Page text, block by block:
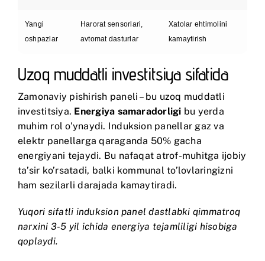
Yangi
oshpazlar
Harorat sensorlari,
avtomat dasturlar
Xatolar ehtimolini
kamaytirish
Uzoq muddatli investitsiya sifatida
Zamonaviy pishirish paneli – bu uzoq muddatli
investitsiya. Energiya samaradorligi bu yerda
muhim rol o’ynaydi. Induksion panellar gaz va
elektr panellarga qaraganda 50% gacha
energiyani tejaydi. Bu nafaqat atrof-muhitga ijobiy
ta’sir ko’rsatadi, balki kommunal to’lovlaringizni
ham sezilarli darajada kamaytiradi.
Yuqori sifatli induksion panel dastlabki qimmatroq
narxini 3-5 yil ichida energiya tejamliligi hisobiga
qoplaydi.